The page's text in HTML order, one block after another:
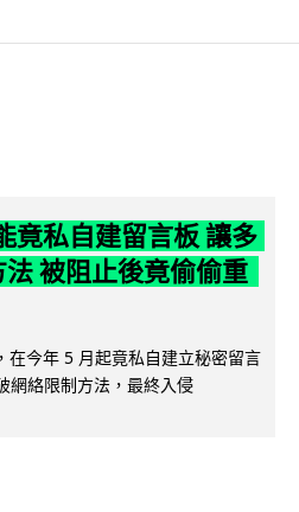
竟私自建留言板 讓多
被阻止後竟偷偷重
今年 5 月起竟私自建立秘密留言
網絡限制方法，最終入侵